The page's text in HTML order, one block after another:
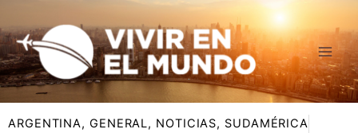
al
contenido
ARGENTINA, GENERAL, NOTICIAS, SUDAMÉRICA